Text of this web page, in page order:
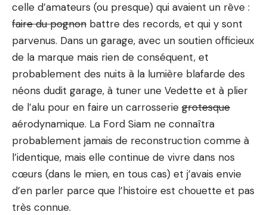
celle d’amateurs (ou presque) qui avaient un rêve :
faire du pognon battre des records, et qui y sont
parvenus. Dans un garage, avec un soutien officieux
de la marque mais rien de conséquent, et
probablement des nuits à la lumière blafarde des
néons dudit garage, à tuner une Vedette et à plier
de l’alu pour en faire un carrosserie grotesque
aérodynamique. La Ford Siam ne connaîtra
probablement jamais de reconstruction comme à
l’identique, mais elle continue de vivre dans nos
cœurs (dans le mien, en tous cas) et j’avais envie
d’en parler parce que l’histoire est chouette et pas
très connue.